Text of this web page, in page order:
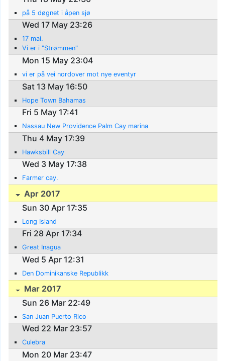
på 5 døgnet i åpen sjø
Wed 17 May 23:26
17 mai.
Vi er i "Strømmen"
Mon 15 May 23:04
vi er på vei nordover mot nye eventyr
Sat 13 May 16:50
Hope Town Bahamas
Fri 5 May 17:41
Nassau New Providence Palm Cay marina
Thu 4 May 17:39
Hawksbill Cay
Wed 3 May 17:38
Farmer cay.
Apr 2017
Sun 30 Apr 17:35
Long Island
Fri 28 Apr 17:34
Great Inagua
Wed 5 Apr 12:31
Den Dominikanske Republikk
Mar 2017
Sun 26 Mar 22:49
San Juan Puerto Rico
Wed 22 Mar 23:57
Culebra
Mon 20 Mar 23:47